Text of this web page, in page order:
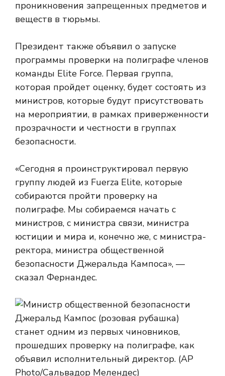
проникновения запрещенных предметов и
веществ в тюрьмы.
Президент также объявил о запуске
программы проверки на полиграфе членов
команды Elite Force. Первая группа,
которая пройдет оценку, будет состоять из
министров, которые будут присутствовать
на мероприятии, в рамках приверженности
прозрачности и честности в группах
безопасности.
«Сегодня я проинструктировал первую
группу людей из Fuerza Elite, которые
собираются пройти проверку на
полиграфе. Мы собираемся начать с
министров, с министра связи, министра
юстиции и мира и, конечно же, с министра-
ректора, министра общественной
безопасности Джеральда Кампоса», —
сказал Фернандес.